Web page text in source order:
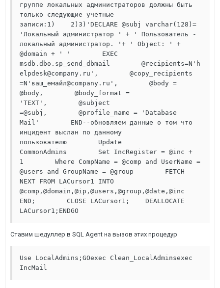
группе локальных администраторов должны быть
только следующие учетные
записи:1)    2)3)'DECLARE @subj varchar(128)=
'Локальный администратор ' + ' Пользователь -
локальный администратор. '+ ' Object: ' +
@domain + ' '        EXEC
msdb.dbo.sp_send_dbmail        @recipients=N'h
elpdesk@company.ru',        @copy_recipients
=N'ваш_емайл@company.ru',        @body =
@body,        @body_format =
'TEXT',        @subject
=@subj,        @profile_name = 'Database
Mail'        END--обновляем данные о том что
инцидент выслан по данному
пользователю        Update
CommonAdmins        Set IncRegister = @inc +
1        Where CompName = @comp and UserName =
@users and GroupName = @group        FETCH
NEXT FROM LACursor1 INTO
@comp,@domain,@ip,@users,@group,@date,@inc
END;        CLOSE LACursor1;    DEALLOCATE
LACursor1;ENDGO
Ставим шедуллер в SQL Agent на вызов этих процедур
Use LocalAdmins;GOexec Clean_LocalAdminsexec
IncMail